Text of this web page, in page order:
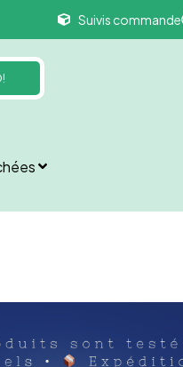
Suivis commande